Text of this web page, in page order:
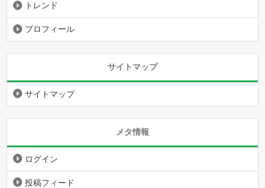
トレンド
プロフィール
サイトマップ
サイトマップ
メタ情報
ログイン
投稿フィード